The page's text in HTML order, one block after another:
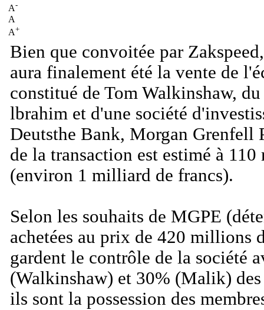
A-
A
A+
Bien que convoitée par
aura finalement été la vente de
constitué de Tom Walkinshaw,
lbrahim et d'une société
Deutsthe Bank, Morgan
de la transaction est estimé à
(environ 1 milliard de francs).
Selon les souhaits de MGPE
achetées au prix de 420 millions
gardent le contrôle de la société
(Walkinshaw) et 30% (Malik)
ils sont la possession des